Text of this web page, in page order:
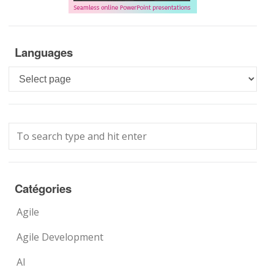
Languages
Languages
Catégories
Agile
Agile Development
AI